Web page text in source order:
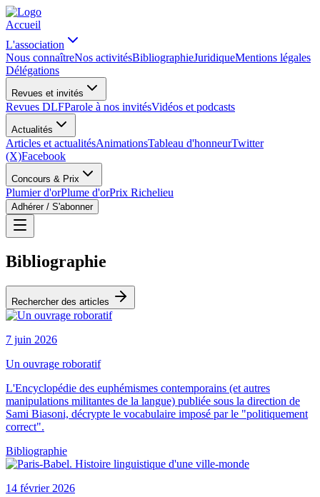
Accueil
L'association
Nous connaîtreNos activitésBibliographieJuridiqueMentions légales
Délégations
Revues et invités
Revues DLFParole à nos invitésVidéos et podcasts
Actualités
Articles et actualitésAnimationsTableau d'honneurTwitter
(X)Facebook
Concours & Prix
Plumier d'orPlume d'orPrix Richelieu
Adhérer / S'abonner
Bibliographie
Rechercher des articles
7 juin 2026
Un ouvrage roboratif
L'Encyclopédie des euphémismes contemporains (et autres
manipulations militantes de la langue) publiée sous la direction de
Sami Biasoni, décrypte le vocabulaire imposé par le "politiquement
correct".
Bibliographie
14 février 2026